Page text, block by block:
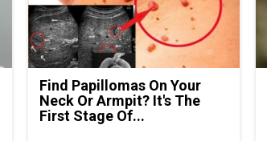
Find Papillomas On Your
Neck Or Armpit? It's The
First Stage Of...